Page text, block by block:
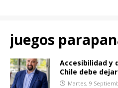
juegos
Accesibilidad y
Chile debe
Martes, 9